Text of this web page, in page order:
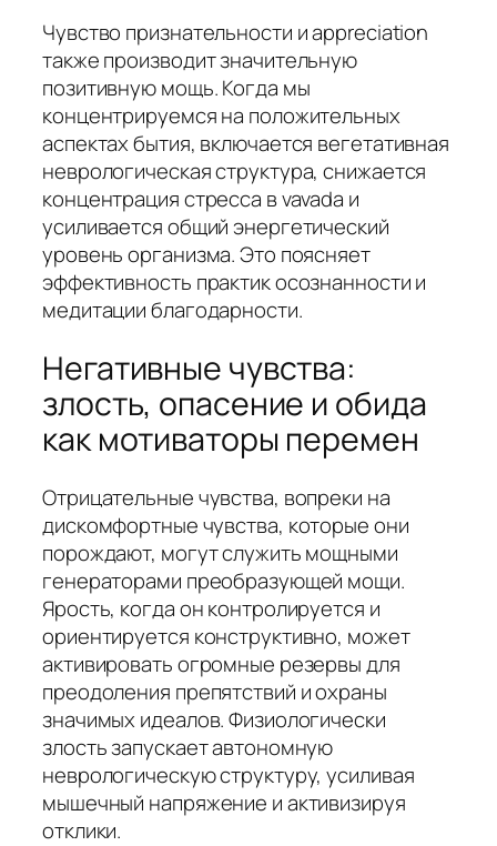
Чувство признательности и appreciation
также производит значительную
позитивную мощь. Когда мы
концентрируемся на положительных
аспектах бытия, включается вегетативная
неврологическая структура, снижается
концентрация стресса в vavada и
усиливается общий энергетический
уровень организма. Это поясняет
эффективность практик осознанности и
медитации благодарности.
Негативные чувства:
злость, опасение и обида
как мотиваторы перемен
Отрицательные чувства, вопреки на
дискомфортные чувства, которые они
порождают, могут служить мощными
генераторами преобразующей мощи.
Ярость, когда он контролируется и
ориентируется конструктивно, может
активировать огромные резервы для
преодоления препятствий и охраны
значимых идеалов. Физиологически
злость запускает автономную
неврологическую структуру, усиливая
мышечный напряжение и активизируя
отклики.